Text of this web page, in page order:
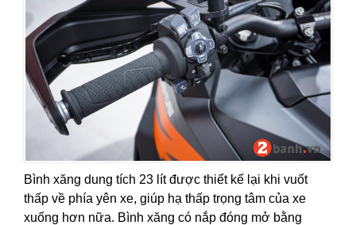
Bình xăng dung tích 23 lít được thiết kế lại khi vuốt
thấp về phía yên xe, giúp hạ thấp trọng tâm của xe
xuống hơn nữa. Bình xăng có nắp đóng mở bằng